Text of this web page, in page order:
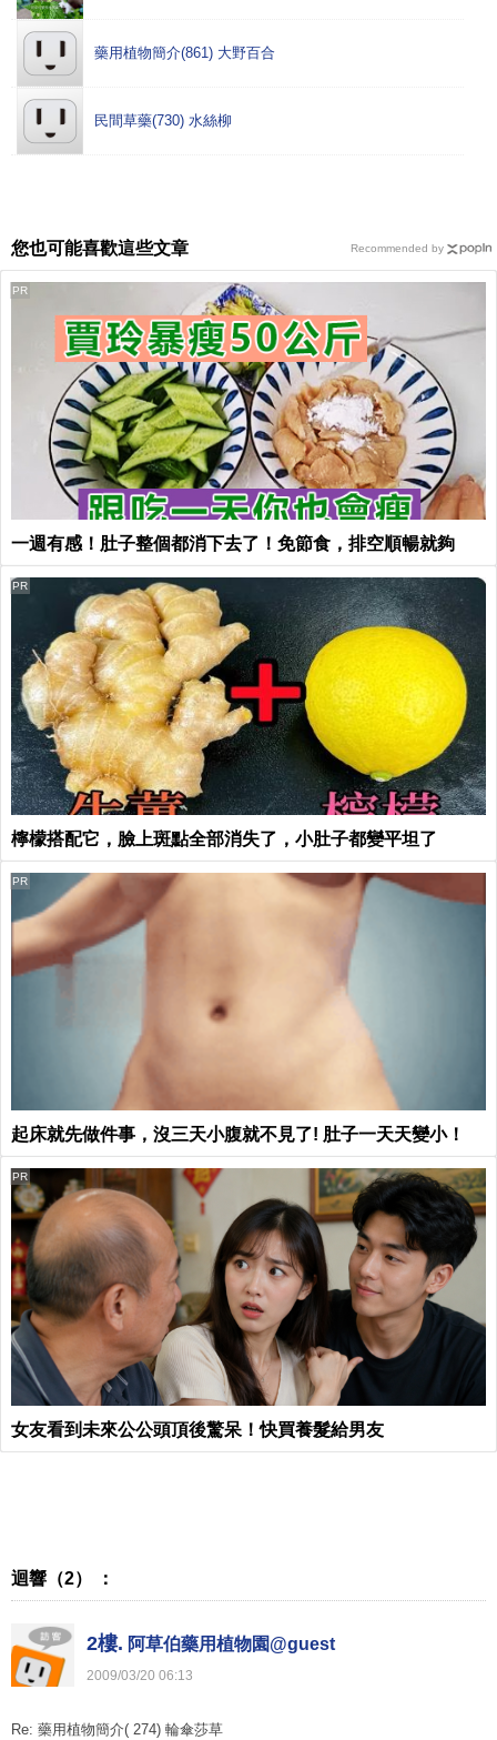
藥用植物簡介(861) 大野百合
民間草藥(730) 水絲柳
您也可能喜歡這些文章
一週有感！肚子整個都消下去了！免節食，排空順暢就夠
PR
檸檬搭配它，臉上斑點全部消失了，小肚子都變平坦了
PR
起床就先做件事，沒三天小腹就不見了! 肚子一天天變小！
PR
女友看到未來公公頭頂後驚呆！快買養髮給男友
PR
Recommended by
迴響（2） ：
2樓. 阿草伯藥用植物園@guest
2009/03/20 06:13
Re: 藥用植物簡介( 274) 輪傘莎草